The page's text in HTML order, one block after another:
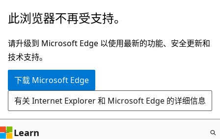
跳
主
要
内
此浏览器不再受支持。
请升级到 Microsoft Edge 以使用最新的功能、安全更新和
技术支持。
下载 Microsoft Edge
有关 Internet Explorer 和 Microsoft Edge 的详细信息
Learn